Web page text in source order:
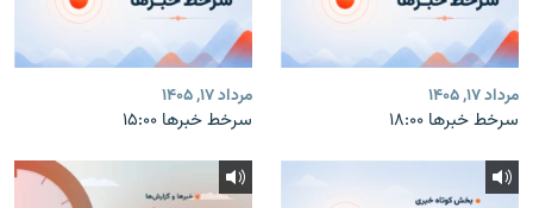
مرداد ۱۷, ۱۴۰۵
سرخط خبرها ۱۸:۰۰
مرداد ۱۷, ۱۴۰۵
سرخط خبرها ۱۵:۰۰